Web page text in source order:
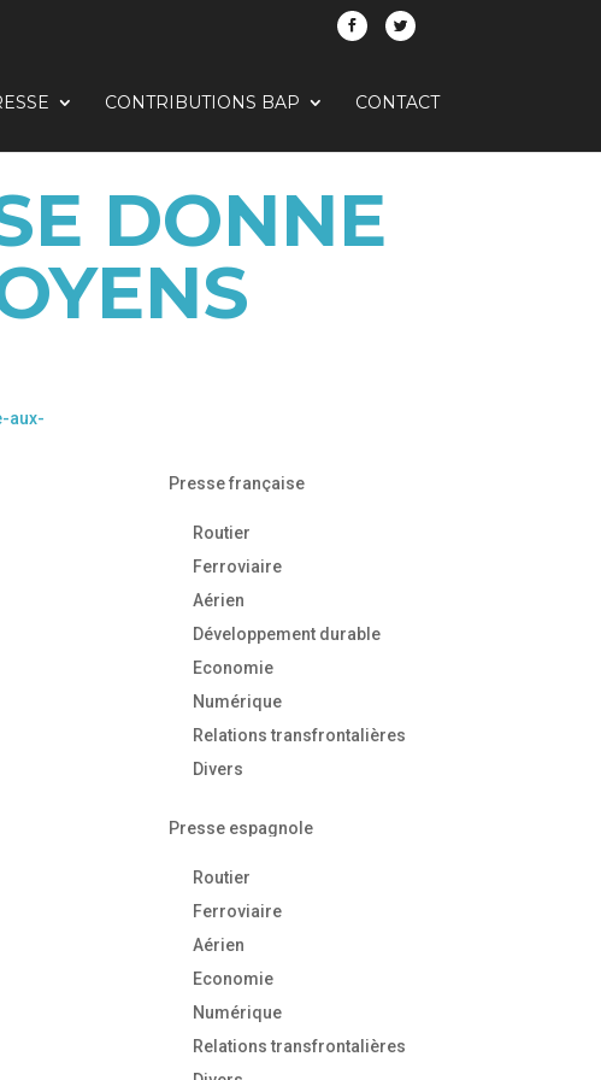
CONTRIBUTIONS BAP CONTACT
DONNE
aux-
Presse française
Routier
Ferroviaire
Aérien
Développement durable
Economie
Numérique
Relations transfrontalières
Divers
Presse espagnole
Routier
Ferroviaire
Aérien
Economie
Numérique
Relations transfrontalières